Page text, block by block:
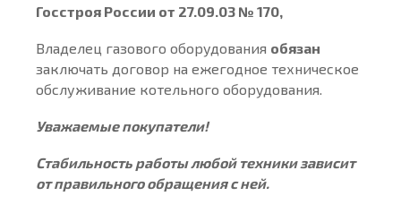
Госстроя России от 27.09.03 № 170,
Владелец газового оборудования обязан
заключать договор на ежегодное техническое
обслуживание котельного оборудования.
Уважаемые покупатели!
Стабильность работы любой техники зависит
от правильного обращения с ней.